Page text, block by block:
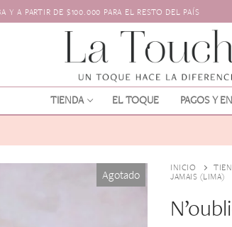
A PARTIR DE $100.000 PARA EL RESTO DEL PAÍS
TIENDA EL TOQUE PAGOS Y
Agotado INICIO
JAMAIS (LIMA)